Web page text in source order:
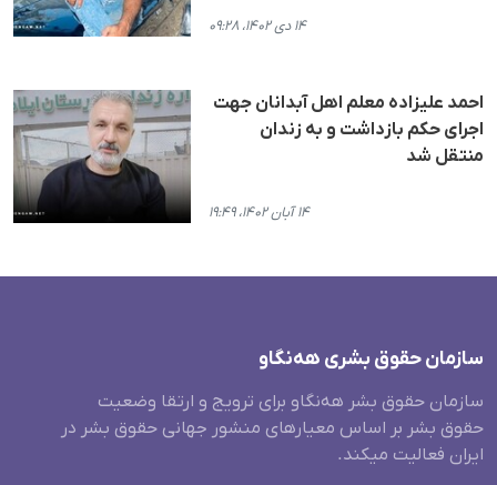
۱۴ دی ۱۴۰۲، ۰۹:۲۸
احمد علیزاده معلم اهل آبدانان جهت
اجرای حکم بازداشت و به زندان
منتقل شد
۱۴ آبان ۱۴۰۲، ۱۹:۴۹
سازمان حقوق بشری هەنگاو
سازمان حقوق بشر هه‌نگاو برای ترویج و ارتقا وضعیت
حقوق بشر بر اساس معیارهای منشور جهانی حقوق بشر در
ایران فعالیت میکند.